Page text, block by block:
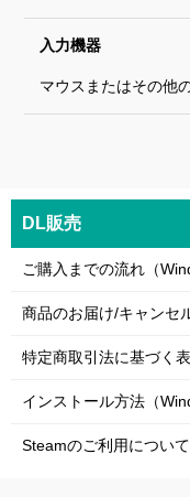
入力機器
マウスまたはその他
DL販売
ご購入までの流れ（
商品のお届け/キャンセ
特定商取引法に基づく
インストール方法（
Steamのご利用について